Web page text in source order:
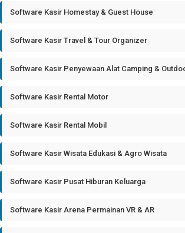
Software Kasir Homestay & Guest House
Software Kasir Travel & Tour Organizer
Software Kasir Penyewaan Alat Camping &
Software Kasir Rental Motor
Software Kasir Rental Mobil
Software Kasir Wisata Edukasi & Agro Wisata
Software Kasir Pusat Hiburan Keluarga
Software Kasir Arena Permainan VR & AR